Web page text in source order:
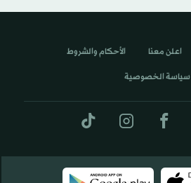
اعلن معنا الأحكام والشروط
سياسة الخصوصية